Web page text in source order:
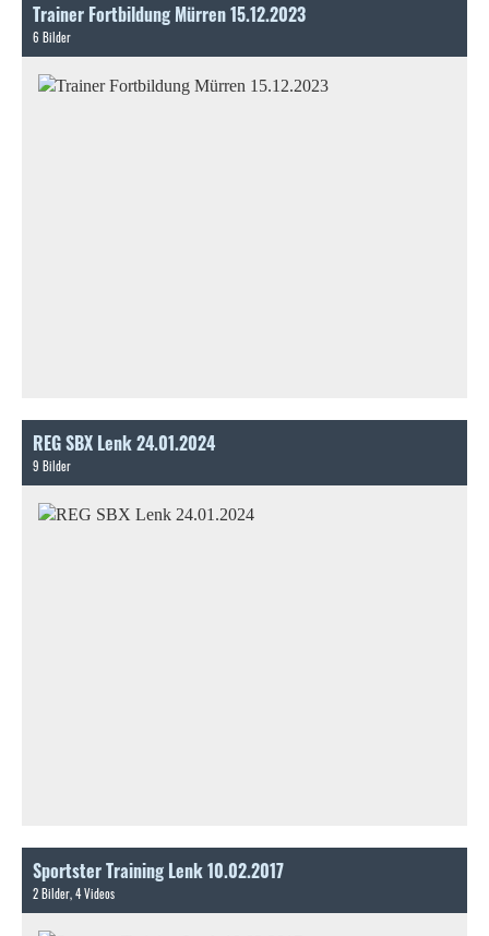
Trainer Fortbildung Mürren 15.12.2023
6 Bilder
REG SBX Lenk 24.01.2024
9 Bilder
Sportster Training Lenk 10.02.2017
2 Bilder, 4 Videos